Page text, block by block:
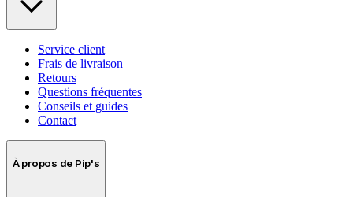
Service client
Frais de livraison
Retours
Questions fréquentes
Conseils et guides
Contact
À propos de Pip's